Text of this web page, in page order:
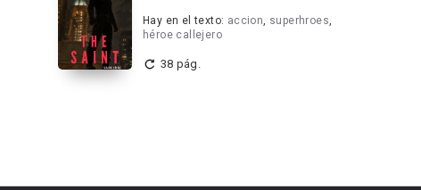
Hay en el texto: accion, superhroes,
héroe callejero
38 pág.